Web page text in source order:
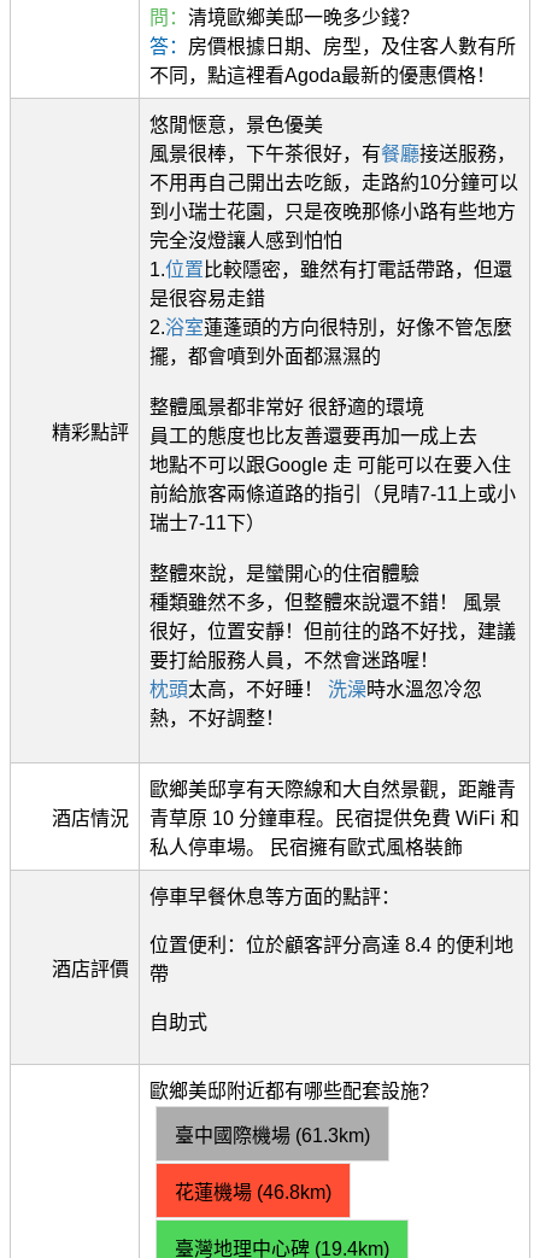
問： 清境歐鄉美邸一晚多少錢？
答： 房價根據日期、房型，及住客人數有所
不同，點這裡看Agoda最新的優惠價格！
精彩點評
悠閒愜意，景色優美
風景很棒，下午茶很好，有餐廳接送服務，
不用再自己開出去吃飯，走路約10分鐘可以
到小瑞士花園，只是夜晚那條小路有些地方
完全沒燈讓人感到怕怕
1.位置 比較隱密，雖然有打電話帶路，但還
是很容易走錯
2.浴室蓮蓬頭的方向很特別，好像不管怎麼
擺，都會噴到外面都濕濕的
整體風景都非常好 很舒適的環境
員工的態度也比友善還要再加一成上去
地點不可以跟Google 走 可能可以在要入住
前給旅客兩條道路的指引（見晴7-11上或小
瑞士7-11下）
整體來說，是蠻開心的住宿體驗
種類雖然不多，但整體來說還不錯！ 風景
很好，位置安靜！但前往的路不好找，建議
要打給服務人員，不然會迷路喔！
枕頭太高，不好睡！ 洗澡時水溫忽冷忽
熱，不好調整！
酒店情況
歐鄉美邸享有天際線和大自然景觀，距離青
青草原 10 分鐘車程。民宿提供免費 WiFi 和
私人停車場。 民宿擁有歐式風格裝飾
酒店評價
停車早餐休息等方面的點評：
位置便利：位於顧客評分高達 8.4 的便利地
帶
自助式
歐鄉美邸附近都有哪些配套設施？
臺中國際機場 (61.3km)
花蓮機場 (46.8km)
臺灣地理中心碑 (19.4km)